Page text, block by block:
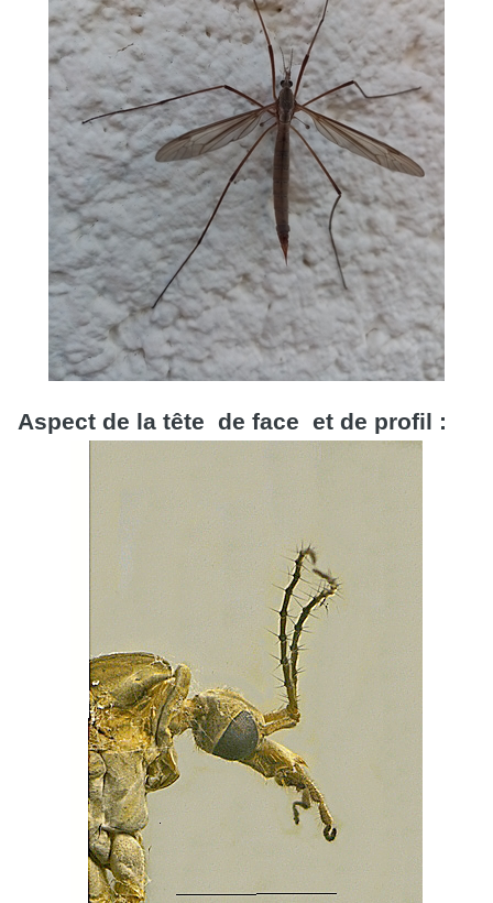
Aspect de la tête de face et de profil :